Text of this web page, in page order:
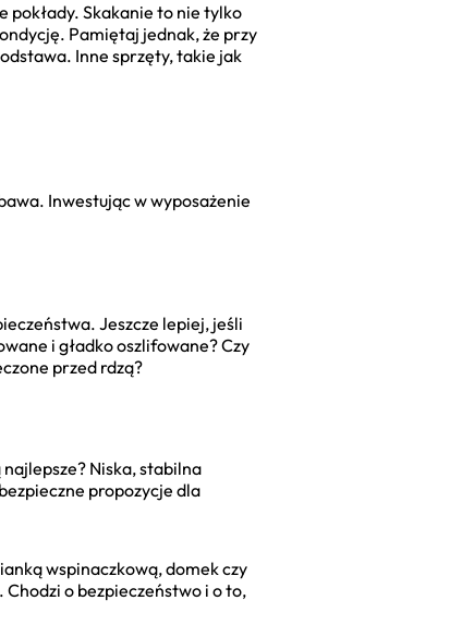
pokłady. Skakanie to nie tylko
Pamiętaj jednak, że przy
Inne sprzęty, takie jak
Inwestując w wyposażenie
Jeszcze lepiej, jeśli
i gładko oszlifowane? Czy
przed rdzą?
Niska, stabilna
propozycje dla
wspinaczkową, domek czy
o bezpieczeństwo i o to,